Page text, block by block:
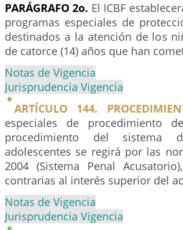
PARÁGRAFO 2o. El ICBF
programas especiales de
destinados a la atención de los
de catorce (14) años que han
Notas de Vigencia
Jurisprudencia Vigencia
ARTÍCULO 144.
especiales de procedimiento
procedimiento del sistema
adolescentes se regirá por las
2004 (Sistema Penal
contrarias al interés superior del
Notas de Vigencia
Jurisprudencia Vigencia